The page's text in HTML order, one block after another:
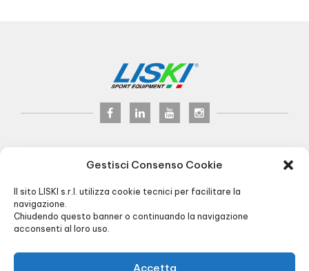
Gestisci Consenso Cookie
Il sito LISKI s.r.l. utilizza cookie tecnici per facilitare la
navigazione.
Chiudendo questo banner o continuando la navigazione
acconsenti al loro uso.
Accetta
© 2024 LISKI s.r.l.
Via Veneto, 8 - 24041 Brembate (BG) Italy
Pec:liski@pec.it
+39 035 4826195 INFO@LISKI.IT